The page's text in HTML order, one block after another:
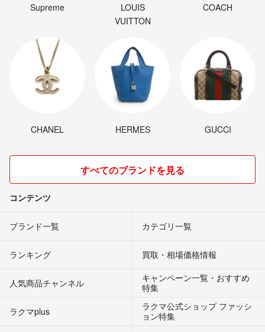
Supreme
LOUIS
VUITTON
COACH
CHANEL HERMES GUCCI
すべてのブランドを見る
コンテンツ
ブランド一覧 カテゴリ一覧
ランキング 買取・相場価格情報
人気商品チャンネル
キャンペーン一覧・おすすめ
特集
ラクマplus
ラクマ公式ショップ ファッシ
ョン特集